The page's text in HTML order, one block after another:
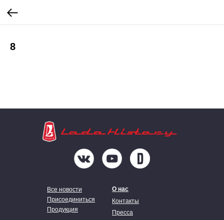
8
Контакты
Пресса
Продукция
О нас
Присоединиться
Все новости